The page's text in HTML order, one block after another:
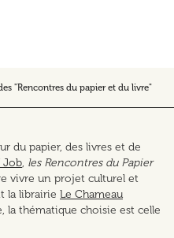
"Rencontres du papier et du livre"
du papier, des livres et de
Job, les Rencontres du Papier
vivre un projet culturel et
la librairie Le Chameau
la thématique choisie est celle